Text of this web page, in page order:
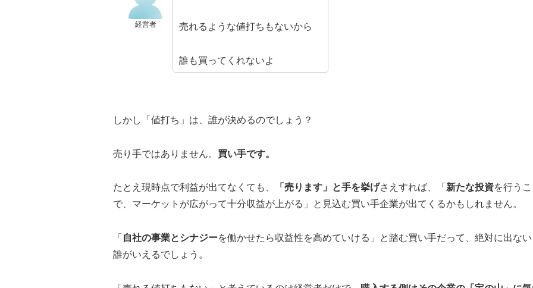
経営者 売れるような値打ちもないから
誰も買ってくれないよ
しかし「値打ち」は、誰が決めるのでしょう？
売り手ではありません。 買い手です。
たとえ現時点で利益が出てなくても、 「売ります」と手を挙げさえすれば、「 新たな投資を行う
で、マーケットが広がって十分収益が上がる」と見込む買い手企業が出てくるかもしれません。
「 自社の事業とシナジーを働かせたら収益性を高めていける」と踏む買い手だって、絶対に出な
誰がいえるでしょう。